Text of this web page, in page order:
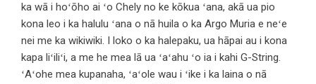
ka wā i hoʻōho ai ʻo Chely no ke kōkua ʻana, akā ua pio
kona leo i ka halulu ʻana o nā huila o ka Argo Muria e neʻe
nei me ka wikiwiki. I loko o ka halepaku, ua hāpai au i kona
kapa liʻiliʻi, a me he mea lā ua ʻaʻahu ʻo ia i kahi G-String.
ʻAʻohe mea kupanaha, ʻaʻole wau i ʻike i ka laina o nā